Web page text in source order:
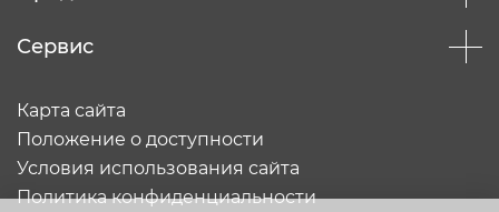
Сервис
Карта сайта
Положение о доступности
Условия использования сайта
Политика конфиденциальности